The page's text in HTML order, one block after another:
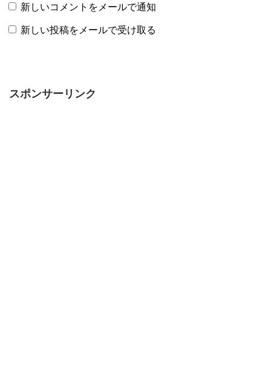
新しいコメントをメールで通知
新しい投稿をメールで受け取る
スポンサーリンク